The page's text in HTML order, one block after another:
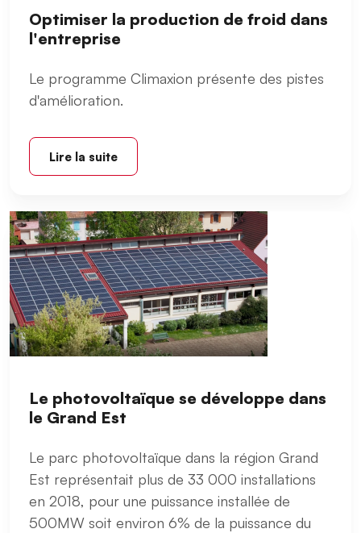
Optimiser la production de froid dans
l'entreprise
Le programme Climaxion présente des pistes
d'amélioration.
Lire la suite
Le photovoltaïque se développe dans
le Grand Est
Le parc photovoltaïque dans la région Grand
Est représentait plus de 33 000 installations
en 2018, pour une puissance installée de
500MW soit environ 6% de la puissance du